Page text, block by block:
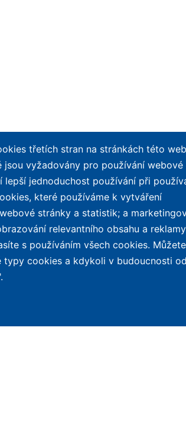
Všechna elektrokola
Přehled motorů
třetích stran na stránkách této
jsou vyžadovány pro používání webové
jednoduchost používání při
které používáme k vytváření
stránky a statistik; a
relevantního obsahu a
s používáním všech cookies. Můžete
cookies a kdykoli v budoucnosti